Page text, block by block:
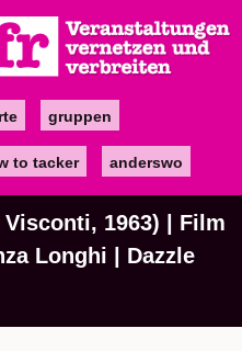
gruppen
to tacker anderswo
1963) | Film
Longhi | Dazzle